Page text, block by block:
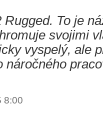
Rugged. To je
svojimi
vyspelý, ale
náročného
8:00